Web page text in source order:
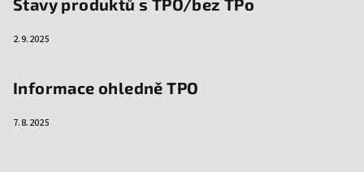
Stavy produktů s TPO/bez TPo
2.9.2025
Informace ohledně TPO
7.8.2025